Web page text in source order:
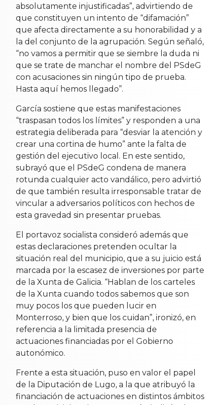
absolutamente injustificadas”, advirtiendo de
que constituyen un intento de “difamación”
que afecta directamente a su honorabilidad y a
la del conjunto de la agrupación. Según señaló,
“no vamos a permitir que se siembre la duda ni
que se trate de manchar el nombre del PSdeG
con acusaciones sin ningún tipo de prueba.
Hasta aquí hemos llegado”.
García sostiene que estas manifestaciones
“traspasan todos los límites” y responden a una
estrategia deliberada para “desviar la atención y
crear una cortina de humo” ante la falta de
gestión del ejecutivo local. En este sentido,
subrayó que el PSdeG condena de manera
rotunda cualquier acto vandálico, pero advirtió
de que también resulta irresponsable tratar de
vincular a adversarios políticos con hechos de
esta gravedad sin presentar pruebas.
El portavoz socialista consideró además que
estas declaraciones pretenden ocultar la
situación real del municipio, que a su juicio está
marcada por la escasez de inversiones por parte
de la Xunta de Galicia. “Hablan de los carteles
de la Xunta cuando todos sabemos que son
muy pocos los que pueden lucir en
Monterroso, y bien que los cuidan”, ironizó, en
referencia a la limitada presencia de
actuaciones financiadas por el Gobierno
autonómico.
Frente a esta situación, puso en valor el papel
de la Diputación de Lugo, a la que atribuyó la
financiación de actuaciones en distintos ámbitos